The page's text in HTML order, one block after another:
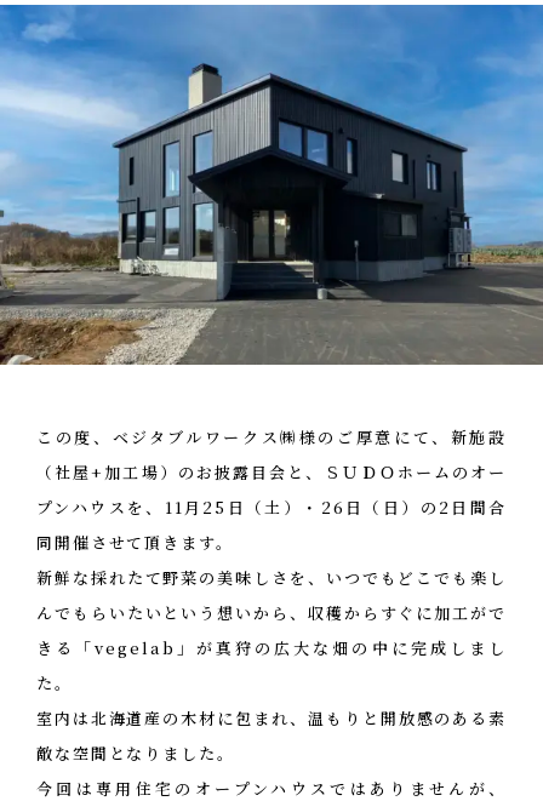
性能
設計施工
リノベーション
家づくりの流れ
施工エリア
メンテナンスと補償
タグで写真を見る
お客様の声
モデルハウス
NEWS
お知らせ
OPENHOUSE
オープンハウス
EVENT
イベント情報
LIVE REPORT
見せます建築現場
REAL ESTATE
会社紹介
企業コンセプト・会社概要
オフィス
ONLINE MEETING
オンライン家づくり相談
お問い合わせ・資料請求
この度、ベジタブルワークス㈱様のご厚意にて、新施設
（社屋+加工場）のお披露目会と、ＳＵＤＯホームのオー
プンハウスを、11月25日（土）・26日（日）の2日間合
同開催させて頂きます。
新鮮な採れたて野菜の美味しさを、いつでもどこでも楽し
んでもらいたいという想いから、収穫からすぐに加工がで
きる「vegelab」が真狩の広大な畑の中に完成しまし
た。
室内は北海道産の木材に包まれ、温もりと開放感のある素
敵な空間となりました。
今回は専用住宅のオープンハウスではありませんが、